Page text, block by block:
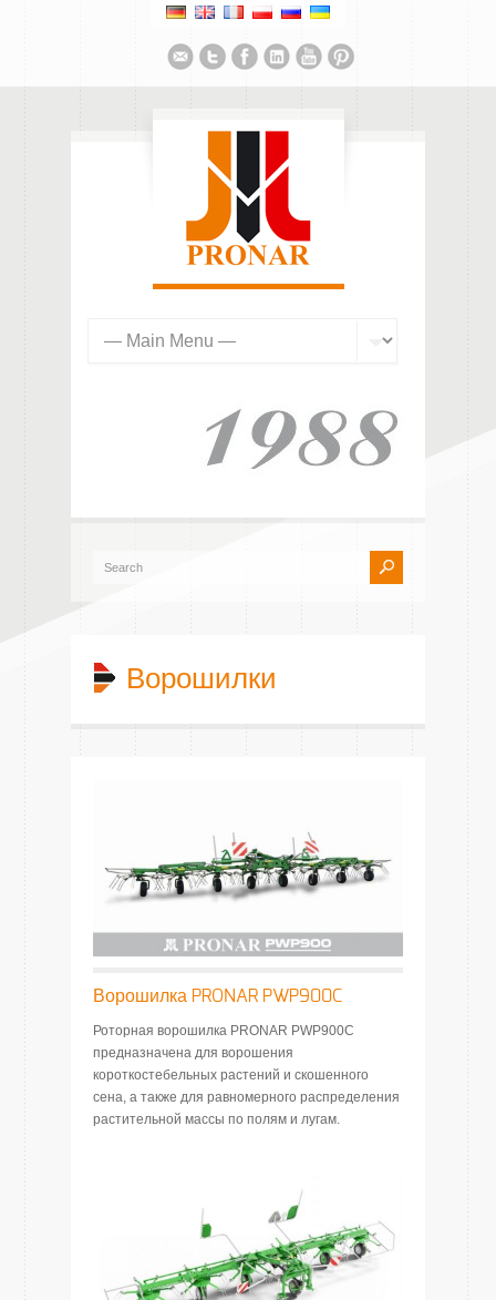
Ворошилки
Ворошилка PRONAR PWP900C
Роторная ворошилка PRONAR PWP900C
предназначена для ворошения
короткостебельных растений и скошенного
сена, а также для равномерного распределения
растительной массы по полям и лугам.